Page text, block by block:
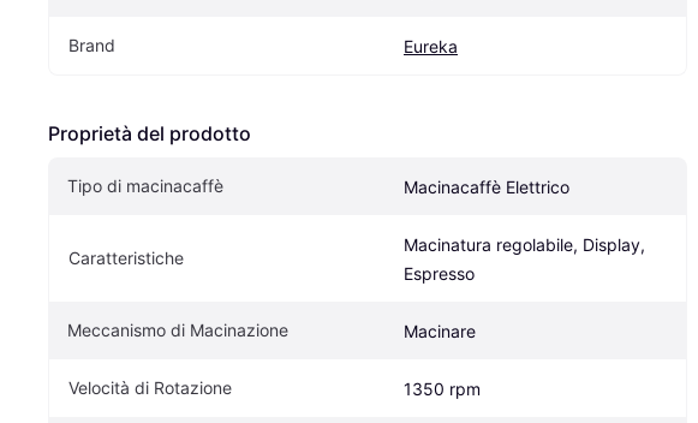
Brand Eureka
Proprietà del prodotto
Tipo di macinacaffè Macinacaffè Elettrico
Caratteristiche
Macinatura regolabile, Display,
Espresso
Meccanismo di Macinazione Macinare
Velocità di Rotazione 1350 rpm